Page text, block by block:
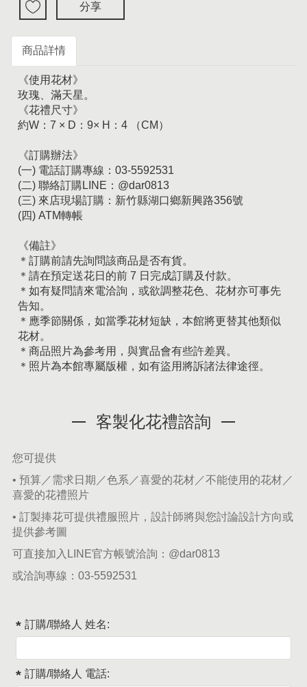
分享
商品詳情
《使用花材》
玫瑰、滿天星。
《花禮尺寸》
約W：7 × D：9× H：4 （CM）
《訂購辦法》
(一) 電話訂購專線：03-5592531
(二) 聯絡訂購LINE：@dar0813
(三) 來店現場訂購：新竹縣湖口鄉新興路356號
(四) ATM轉帳
《備註》
＊訂購前請先詢問該商品是否有貨。
＊請在預定送花日的前 7 日完成訂購及付款。
＊如有疑問請來電洽詢，或欲調整花色、花材亦可事先
告知。
＊應季節關係，如當季花材短缺，本館將更替其他類似
花材。
＊商品照片為參考用，與實品會有些許差異。
＊照片為本館專屬版權，如有盜用將訴諸法律途徑。
客製化花禮諮詢
您可提供
• 預算／需求日期／色系／喜愛的花材／不能使用的花材／
喜愛的花禮照片
• 訂製捧花可提供禮服照片，設計師將與您討論設計方向或
提供參考圖
可直接加入LINE官方帳號洽詢： @dar0813
或洽詢專線： 03-5592531
訂購/聯絡人 姓名:
訂購/聯絡人 電話: